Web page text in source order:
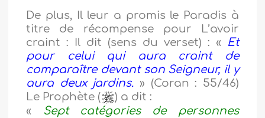
De plus, Il leur a promis le Paradis à
titre de récompense pour L’avoir
craint : Il dit (sens du verset) : «
Et
pour celui qui aura craint de
comparaître devant son Seigneur, il y
aura deux jardins. » (Coran : 55/46)
Le Prophète (
) a dit :
«
Sept catégories de personnes